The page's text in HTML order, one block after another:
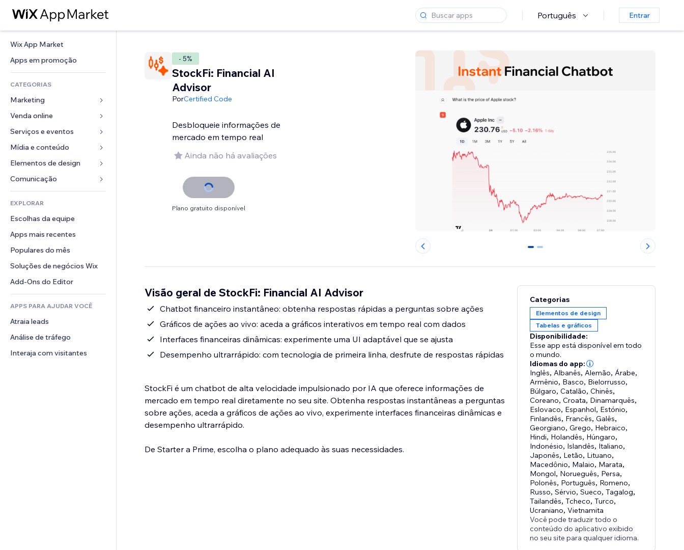
Português Entrar
Wix App Market
Apps em promoção
CATEGORIAS
Marketing
Anúncios
Mobile
Análises
Listas do site
Email
Venda online
Apps para lojas
Frete e entrega
Botões de venda
Contabilidade
Cupons e fidelidade
Soluções de armazenamento
Serviços e eventos
Hotéis
Eventos
Restaurantes
Imobiliária
Meus agendamentos
Mídia e conteúdo
Galeria
Músicas
Podcasts
Fotografia
Vídeo
PDF
Compartilhamento de arquivos
Notícias
Elementos de design
Mapas e navegação
Privacidade e segurança
Relógio
Templates de página
Efeitos de imagem
Botões e menus
Banners e selos
Calculadoras
Busca
Previsão do tempo
Tabelas e gráficos
Formulários
Enquetes
Chat
Comentários
Telefone
Comunidade
Avaliações e depoimentos
CRM
EXPLORAR
Escolhas da equipe
Apps mais recentes
Populares do mês
Soluções de negócios Wix
Add-Ons do Editor
APPS PARA AJUDAR VOCÊ
Atraia leads
Análise de tráfego
Interaja com visitantes
- 5%
StockFi: Financial AI
Advisor
PorCertified Code
Desbloqueie informações de
mercado em tempo real
Ainda não há avaliações
Plano gratuito disponível
0 1
Visão geral de StockFi: Financial AI Advisor
Chatbot financeiro instantâneo: obtenha respostas rápidas a perguntas sobre ações
Gráficos de ações ao vivo: aceda a gráficos interativos em tempo real com dados
Interfaces financeiras dinâmicas: experimente uma UI adaptável que se ajusta
Desempenho ultrarrápido: com tecnologia de primeira linha, desfrute de respostas rápidas
StockFi é um chatbot de alta velocidade impulsionado por IA que oferece informações de
mercado em tempo real diretamente no seu site. Obtenha respostas instantâneas a perguntas
sobre ações, aceda a gráficos de ações ao vivo, experimente interfaces financeiras dinâmicas e
desempenho ultrarrápido.
De Starter a Prime, escolha o plano adequado às suas necessidades.
Categorias
Elementos de design
Tabelas e gráficos
Disponibilidade:
Esse app está disponível em todo
o mundo.
Idiomas do app:
Inglês, Albanês, Alemão, Árabe,
Armênio, Basco, Bielorrusso,
Búlgaro,Catalão,Chinês,
Coreano,Croata, Dinamarquês,
Eslovaco, Espanhol, Estónio,
Finlandês, Francês,Galês,
Georgiano,Grego, Hebraico,
Hindi, Holandês, Húngaro,
Indonésio, Islandês, Italiano,
Japonês, Letão, Lituano,
Macedônio, Malaio, Marata,
Mongol, Norueguês, Persa,
Polonês, Português, Romeno,
Russo,Sérvio,Sueco,Tagalog,
Tailandês,Tcheco,Turco,
Ucraniano,Vietnamita
Você pode traduzir todo o
conteúdo do aplicativo exibido
no seu site para qualquer idioma.